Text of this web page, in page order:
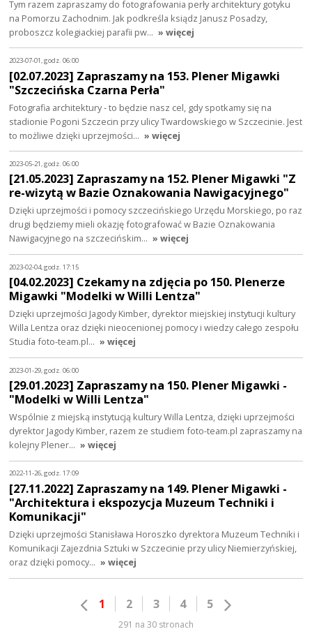
Tym razem zapraszamy do fotografowania perły architektury gotyku
na Pomorzu Zachodnim. Jak podkreśla ksiądz Janusz Posadzy,
proboszcz kolegiackiej parafii pw… » więcej
2023-07-01, godz. 06:00
[02.07.2023] Zapraszamy na 153. Plener Migawki
"Szczecińska Czarna Perła"
Fotografia architektury - to będzie nasz cel, gdy spotkamy się na
stadionie Pogoni Szczecin przy ulicy Twardowskiego w Szczecinie. Jest
to możliwe dzięki uprzejmości… » więcej
2023-05-21, godz. 06:00
[21.05.2023] Zapraszamy na 152. Plener Migawki "Z
re-wizytą w Bazie Oznakowania Nawigacyjnego"
Dzięki uprzejmości i pomocy szczecińskiego Urzędu Morskiego, po raz
drugi będziemy mieli okazję fotografować w Bazie Oznakowania
Nawigacyjnego na szczecińskim… » więcej
2023-02-04, godz. 17:15
[04.02.2023] Czekamy na zdjęcia po 150. Plenerze
Migawki "Modelki w Willi Lentza"
Dzięki uprzejmości Jagody Kimber, dyrektor miejskiej instytucji kultury
Willa Lentza oraz dzięki nieocenionej pomocy i wiedzy całego zespołu
Studia foto-team.pl… » więcej
2023-01-29, godz. 06:00
[29.01.2023] Zapraszamy na 150. Plener Migawki -
"Modelki w Willi Lentza"
Wspólnie z miejską instytucją kultury Willa Lentza, dzięki uprzejmości
dyrektor Jagody Kimber, razem ze studiem foto-team.pl zapraszamy na
kolejny Plener… » więcej
2022-11-26, godz. 17:09
[27.11.2022] Zapraszamy na 149. Plener Migawki -
"Architektura i ekspozycja Muzeum Techniki i
Komunikacji"
Dzięki uprzejmości Stanisława Horoszko dyrektora Muzeum Techniki i
Komunikacji Zajezdnia Sztuki w Szczecinie przy ulicy Niemierzyńskiej,
oraz dzięki pomocy… » więcej
1 2 3 4 5
291 na 30 stronach